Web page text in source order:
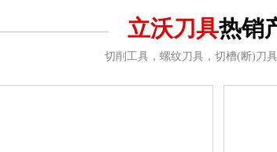
立沃刀具热销
切削工具，螺纹刀具，切槽(断)刀